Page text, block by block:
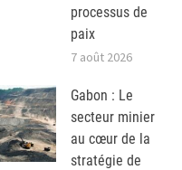
processus de
paix
7 août 2026
Gabon : Le
secteur minier
au cœur de la
stratégie de